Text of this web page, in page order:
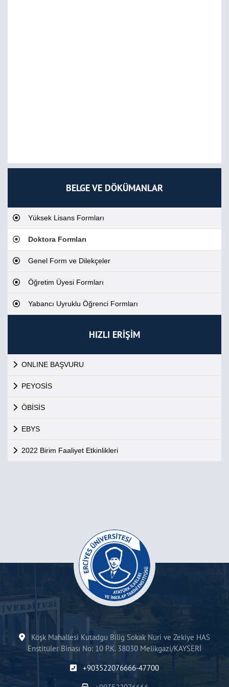
BELGE VE DÖKÜMANLAR
Yüksek Lisans Formları
Doktora Formları
Genel Form ve Dilekçeler
Öğretim Üyesi Formları
Yabancı Uyruklu Öğrenci Formları
HIZLI ERİŞİM
ONLINE BAŞVURU
PEYOSİS
ÖBİSİS
EBYS
2022 Birim Faaliyet Etkinlikleri
Köşk Mahallesi Kutadgu Bilig Sokak Nuri ve Zekiye HAS
Enstitüler Binası No: 10 P.K. 38030 Melikgazi/KAYSERİ
+903522076666-47700